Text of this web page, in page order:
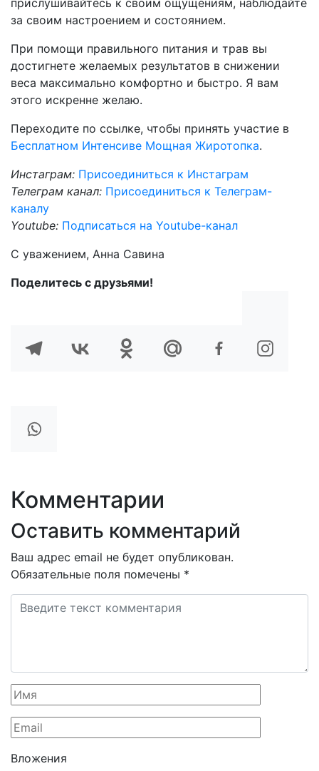
прислушивайтесь к своим ощущениям, наблюдайте
за своим настроением и состоянием.
При помощи правильного питания и трав вы
достигнете желаемых результатов в снижении
веса максимально комфортно и быстро. Я вам
этого искренне желаю.
Переходите по ссылке, чтобы принять участие в
Бесплатном Интенсиве Мощная Жиротопка.
Инстаграм: Присоединиться к Инстаграм
Телеграм канал: Присоединиться к Телеграм-
каналу
Youtube: Подписаться на Youtube-канал
С уважением, Анна Савина
Поделитесь с друзьями!
Комментарии
Оставить комментарий
Ваш адрес email не будет опубликован.
Обязательные поля помечены *
Вложения